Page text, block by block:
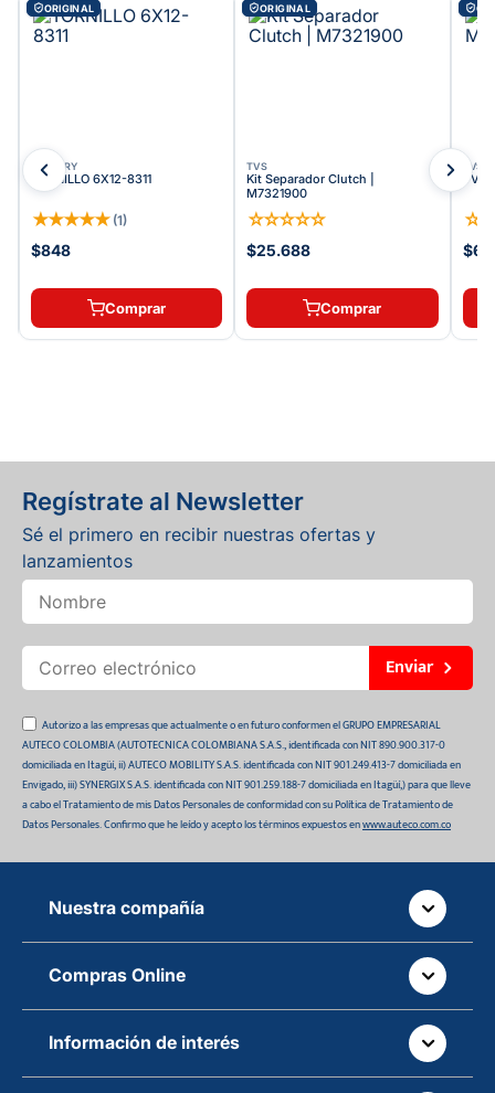
ORIGINAL
VICTORY
TORNILLO 6X12-8311
★★★★★ (1)
$848
Comprar
ORIGINAL
TVS
Kit Separador Clutch |
M7321900
☆☆☆☆☆
$25.688
Comprar
TVS
TVS
☆
Regístrate al Newsletter
Sé el primero en recibir nuestras ofertas y
lanzamientos
Enviar
Autorizo a las empresas que actualmente o en futuro conformen el GRUPO EMPRESARIAL
AUTECO COLOMBIA (AUTOTECNICA COLOMBIANA S.A.S., identificada con NIT 890.900.317-0
domiciliada en Itagüí, ii) AUTECO MOBILITY S.A.S. identificada con NIT 901.249.413-7 domiciliada en
Envigado, iii) SYNERGIX S.A.S. identificada con NIT 901.259.188-7 domiciliada en Itagüí,) para que lleve
a cabo el Tratamiento de mis Datos Personales de conformidad con su Política de Tratamiento de
Datos Personales. Confirmo que he leído y acepto los términos expuestos enwww.auteco.com.co
Nuestra compañía
Quiénes somos
Auteco sostenible
Movilidad Segura
Compras Online
¿Dónde está tu pedido?
Información de interés
Manual de partes de vehículos